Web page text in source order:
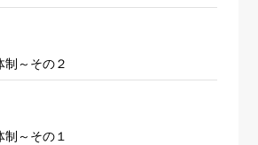
制～その２
制～その１